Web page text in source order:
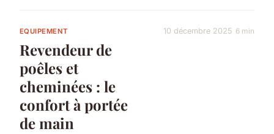
EQUIPEMENT
Revendeur de
poêles et
cheminées : le
confort à portée
de main
10 décembre 2025 6 min